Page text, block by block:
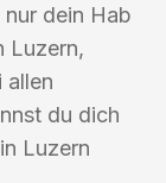
dein Hab
Luzern,
allen
du dich
Luzern